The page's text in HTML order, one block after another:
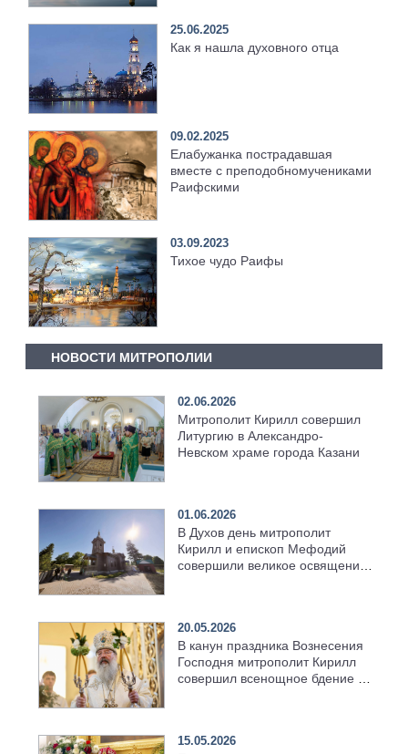
25.06.2025
Как я нашла духовного отца
09.02.2025
Елабужанка пострадавшая
вместе с преподобномучениками
Раифскими
03.09.2023
Тихое чудо Раифы
НОВОСТИ МИТРОПОЛИИ
02.06.2026
Митрополит Кирилл совершил
Литургию в Александро-
Невском храме города Казани
01.06.2026
В Духов день митрополит
Кирилл и епископ Мефодий
совершили великое освящение
20.05.2026
В канун праздника Вознесения
Господня митрополит Кирилл
совершил всенощное бдение в
15.05.2026